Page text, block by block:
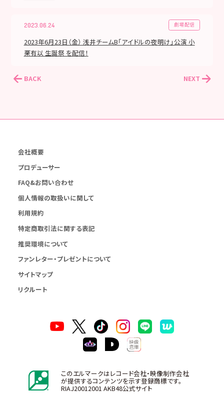
2023.06.24 劇場配信
2023年6月23日（金） 浅井チームB「アイドルの夜明け」公演 小
栗有以 生誕祭 を配信！
BACK NEXT
会社概要
プロデューサー
FAQ&お問い合わせ
個人情報の取扱いに関して
利用規約
特定商取引法に関する表記
推奨環境について
ファンレター・プレゼントについて
サイトマップ
リクルート
このエルマークはレコード会社・映像制作会社
が提供するコンテンツを示す登録商標です。
RIAJ20012001 AKB48公式サイト